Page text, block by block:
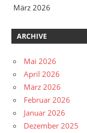
März 2026
ARCHIVE
Mai 2026
April 2026
März 2026
Februar 2026
Januar 2026
Dezember 2025